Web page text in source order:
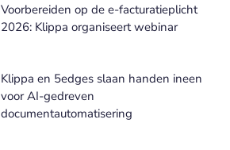
Voorbereiden op de e-facturatieplicht
2026: Klippa organiseert webinar
Klippa en 5edges slaan handen ineen
voor AI-gedreven
documentautomatisering